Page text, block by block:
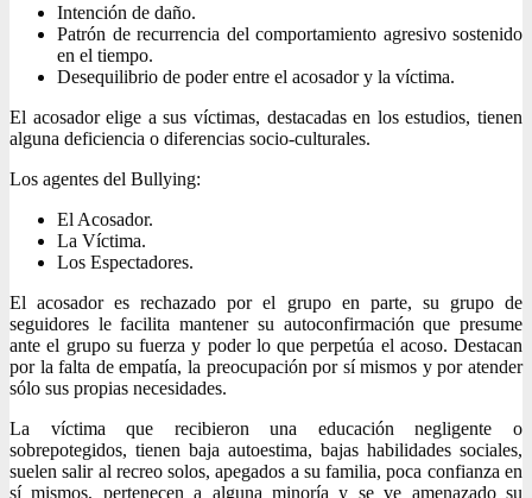
Intención de daño.
Patrón de recurrencia del comportamiento agresivo sostenido
en el tiempo.
Desequilibrio de poder entre el acosador y la víctima.
El acosador elige a sus víctimas, destacadas en los estudios, tienen
alguna deficiencia o diferencias socio-culturales.
Los agentes del Bullying:
El Acosador.
La Víctima.
Los Espectadores.
El acosador es rechazado por el grupo en parte, su grupo de
seguidores le facilita mantener su autoconfirmación que presume
ante el grupo su fuerza y poder lo que perpetúa el acoso. Destacan
por la falta de empatía, la preocupación por sí mismos y por atender
sólo sus propias necesidades.
La víctima que recibieron una educación negligente o
sobrepotegidos, tienen baja autoestima, bajas habilidades sociales,
suelen salir al recreo solos, apegados a su familia, poca confianza en
sí mismos, pertenecen a alguna minoría y se ve amenazado su